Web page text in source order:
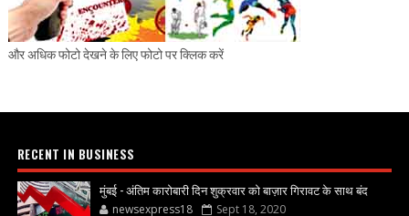
और अधिक फोटो देखने के लिए फोटो पर क्लिक करें
RECENT IN BUSINESS
मुंबई - अंतिम कारोबारी दिन शुक्रवार को बाज़ार गिरावट के साथ बंद
newsexpress18 Sept 18, 2020